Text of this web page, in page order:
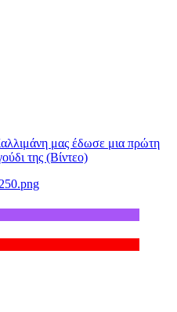
μας έδωσε μια πρώτη
της (Βίντεο)